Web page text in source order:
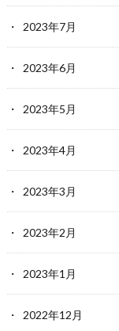
2023年7月
2023年6月
2023年5月
2023年4月
2023年3月
2023年2月
2023年1月
2022年12月